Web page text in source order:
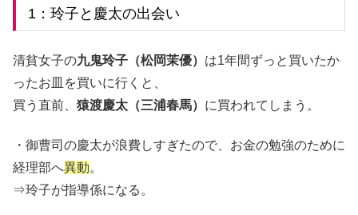
1：玲子と慶太の出会い
清貧女子の九⻤玲子（松岡茉優） は1年間ずっと買いたか
ったお皿を買いに行くと、
買う直前、 猿渡慶太（三浦春馬） に買われてしまう。
・御曹司の慶太が浪費しすぎたので、お金の勉強のために
経理部へ異動。
⇒玲子が指導係になる。